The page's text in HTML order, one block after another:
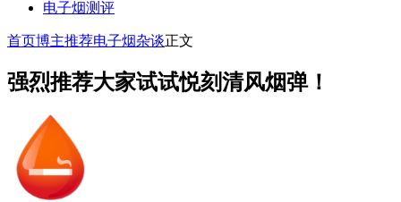
电子烟测评
首页博主推荐电子烟杂谈正文
强烈推荐大家试试悦刻清风烟弹！